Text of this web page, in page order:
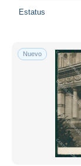
Estatus
Nuevo